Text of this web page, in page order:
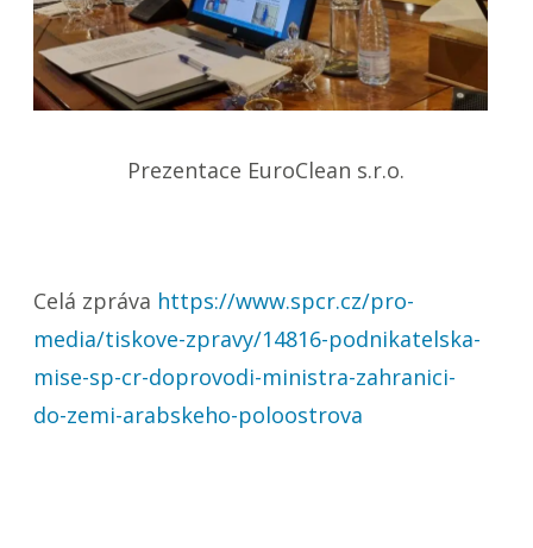
Prezentace EuroClean s.r.o.
Celá zpráva https://www.spcr.cz/pro-
media/tiskove-zpravy/14816-podnikatelska-
mise-sp-cr-doprovodi-ministra-zahranici-
do-zemi-arabskeho-poloostrova